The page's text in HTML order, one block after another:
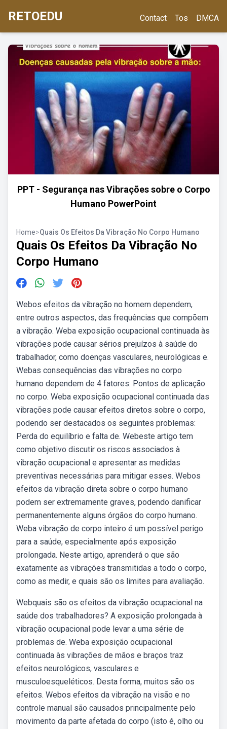
RETOEDU Contact Tos DMCA
PPT - Segurança nas Vibrações sobre o Corpo
Humano PowerPoint
Home>Quais Os Efeitos Da Vibração No Corpo Humano
Quais Os Efeitos Da Vibração No
Corpo Humano
Webos efeitos da vibração no homem dependem,
entre outros aspectos, das frequências que compõem
a vibração. Weba exposição ocupacional continuada às
vibrações pode causar sérios prejuízos à saúde do
trabalhador, como doenças vasculares, neurológicas e.
Webas consequências das vibrações no corpo
humano dependem de 4 fatores: Pontos de aplicação
no corpo. Weba exposição ocupacional continuada das
vibrações pode causar efeitos diretos sobre o corpo,
podendo ser destacados os seguintes problemas:
Perda do equilíbrio e falta de. Webeste artigo tem
como objetivo discutir os riscos associados à
vibração ocupacional e apresentar as medidas
preventivas necessárias para mitigar esses. Webos
efeitos da vibração direta sobre o corpo humano
podem ser extremamente graves, podendo danificar
permanentemente alguns órgãos do corpo humano.
Weba vibração de corpo inteiro é um possível perigo
para a saúde, especialmente após exposição
prolongada. Neste artigo, aprenderá o que são
exatamente as vibrações transmitidas a todo o corpo,
como as medir, e quais são os limites para avaliação.
Webquais são os efeitos da vibração ocupacional na
saúde dos trabalhadores? A exposição prolongada à
vibração ocupacional pode levar a uma série de
problemas de. Weba exposição ocupacional
continuada às vibrações de mãos e braços traz
efeitos neurológicos, vasculares e
musculoesqueléticos. Desta forma, muitos são os
efeitos. Webos efeitos da vibração na visão e no
controle manual são causados principalmente pelo
movimento da parte afetada do corpo (isto é, olho ou